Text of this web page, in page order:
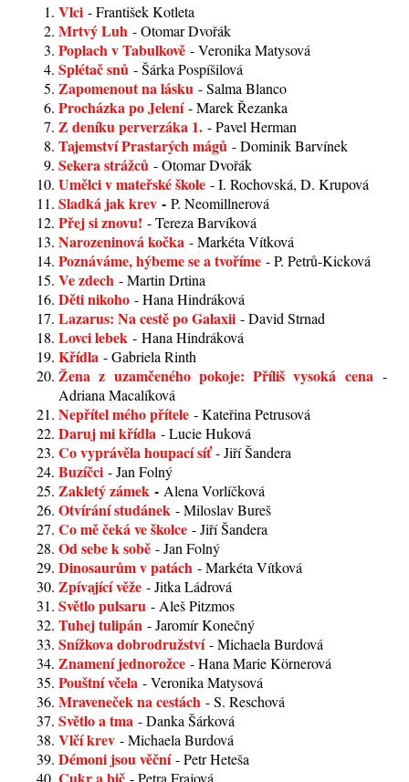
Vlci - František Kotleta
Mrtvý Luh - Otomar Dvořák
Poplach v Tabulkově - Veronika Matysová
Splétač snů - Šárka Pospíšilová
Zapomenout na lásku - Salma Blanco
Procházka po Jelení- Marek Řezanka
Z deníku perverzáka 1. - Pavel Herman
Tajemství Prastarých mágů - Dominik Barvínek
Sekera strážců - Otomar Dvořák
Umělci v mateřské škole - I. Rochovská, D. Krupová
Sladká jak krev - P. Neomillnerová
Přej si znovu! - Tereza Barvíková
Narozeninová kočka - Markéta Vítková
Poznáváme, hýbeme se a tvoříme - P. Petrů-Kicková
Ve zdech - Martin Drtina
Děti nikoho - Hana Hindráková
Lazarus: Na cestě po Galaxii - David Strnad
Lovci lebek - Hana Hindráková
Křídla - Gabriela Rinth
Žena z uzamčeného pokoje: Příliš vysoká cena -
Adriana Macalíková
Nepřítel mého přítele - Kateřina Petrusová
Daruj mi křídla - Lucie Huková
Co vyprávěla houpací síť- Jiří Šandera
Buzíčci - Jan Folný
Zakletý zámek - Alena Vorlíčková
Otvírání studánek - Miloslav Bureš
Co mě čeká ve školce - Jiří Šandera
Od sebe k sobě - Jan Folný
Dinosaurům v patách - Markéta Vítková
Zpívající věže - Jitka Ládrová
Světlo pulsaru - Aleš Pitzmos
Tuhej tulipán - Jaromír Konečný
Snížkova dobrodružství- Michaela Burdová
Znamení jednorožce - Hana Marie Körnerová
Pouštní včela - Veronika Matysová
Mraveneček na cestách - S. Reschová
Světlo a tma - Danka Šárková
Vlčí krev - Michaela Burdová
Démoni jsou věční- Petr Heteša
- Petra Frajová